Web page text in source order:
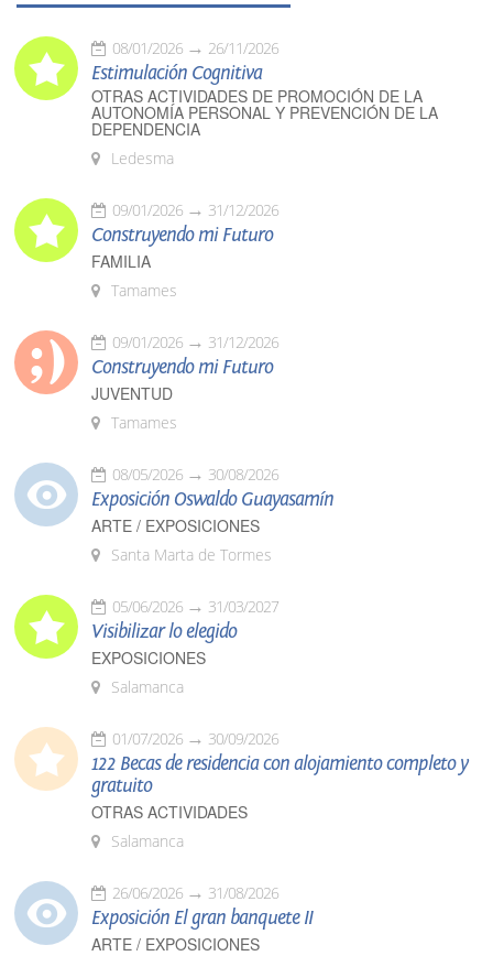
08/01/2026 26/11/2026
Estimulación Cognitiva
OTRAS ACTIVIDADES DE PROMOCIÓN DE LA
AUTONOMÍA PERSONAL Y PREVENCIÓN DE LA
DEPENDENCIA
Ledesma
09/01/2026 31/12/2026
Construyendo mi Futuro
FAMILIA
Tamames
09/01/2026 31/12/2026
Construyendo mi Futuro
JUVENTUD
Tamames
08/05/2026 30/08/2026
Exposición Oswaldo Guayasamín
ARTE / EXPOSICIONES
Santa Marta de Tormes
05/06/2026 31/03/2027
Visibilizar lo elegido
EXPOSICIONES
Salamanca
01/07/2026 30/09/2026
122 Becas de residencia con alojamiento completo y
gratuito
OTRAS ACTIVIDADES
Salamanca
26/06/2026 31/08/2026
Exposición El gran banquete II
ARTE / EXPOSICIONES